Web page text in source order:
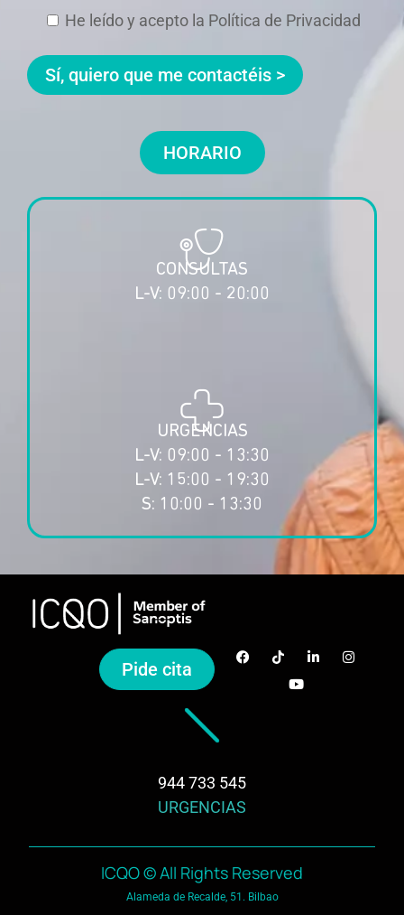
He leído y acepto la Política de Privacidad
HORARIO
CONSULTAS
L-V: 09:00 - 20:00
URGENCIAS
L-V: 09:00 - 13:30
L-V: 15:00 - 19:30
S: 10:00 - 13:30
Pide cita
944 733 545
URGENCIAS
ICQO © All Rights Reserved
Alameda de Recalde, 51. Bilbao